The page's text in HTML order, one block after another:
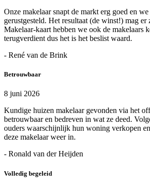
Onze makelaar snapt de markt erg goed en
gerustgesteld. Het resultaat (de winst!) mag
Makelaar-kaart hebben we ook de makelaars
terugverdient dus het is het beslist waard.
- René van de Brink
Betrouwbaar
8 juni 2026
Kundige huizen makelaar gevonden via het
betrouwbaar en bedreven in wat ze deed.
ouders waarschijnlijk hun woning verkopen
deze makelaar weer in.
- Ronald van der Heijden
Volledig begeleid